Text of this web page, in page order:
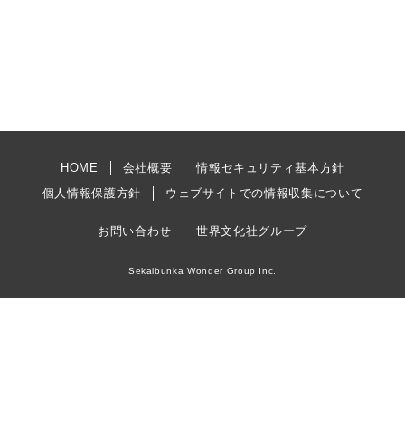
HOME 会社概要
情報セキュリティ基本方針
個人情報保護方針
ウェブサイトでの情報収集について
お問い合わせ 世界文化社グループ
Sekaibunka Wonder Group Inc.